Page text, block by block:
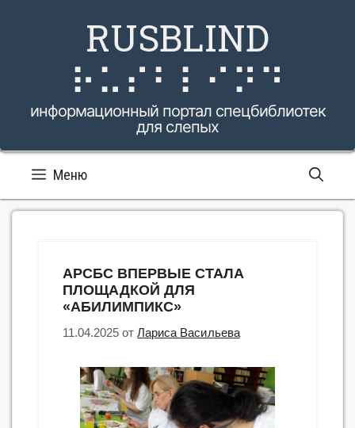
RUSBLIND
⠗⠥⠎⠃⠇⠊⠝⠙
информационный портал спецбиблиотек
для слепых
Меню
АРСБС ВПЕРВЫЕ СТАЛА
ПЛОЩАДКОЙ ДЛЯ
«АБИЛИМПИКС»
11.04.2025 отЛариса Васильева